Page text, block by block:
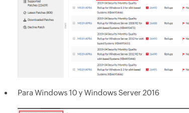
Para Windows 10 y Windows Server 2016